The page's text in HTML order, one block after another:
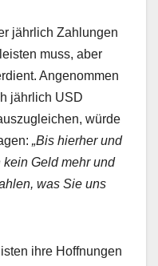
jährlich Zahlungen
muss, aber
Angenommen
jährlich USD
würde
„Bis hierher und
Geld mehr und
was Sie uns
ihre Hoffnungen